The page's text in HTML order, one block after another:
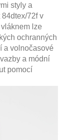
styly a
72f v
lze
ochranných
a volnočasové
a módní
pomocí